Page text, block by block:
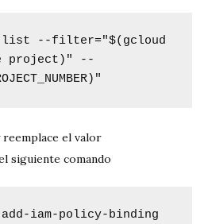
list --filter="$(gcloud
project)" --
el valor
siguiente comando